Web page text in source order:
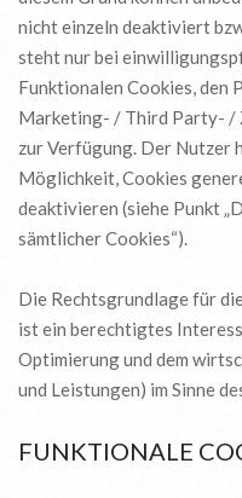
nicht einzeln deaktiviert
steht nur bei
Funktionalen Cookies, den
Marketing- / Third Party- /
zur Verfügung. Der Nutzer
Möglichkeit, Cookies
deaktivieren (siehe Punkt
sämtlicher Cookies“).
Die Rechtsgrundlage für
ist ein berechtigtes
Optimierung und dem
und Leistungen) im Sinne
FUNKTIONALE